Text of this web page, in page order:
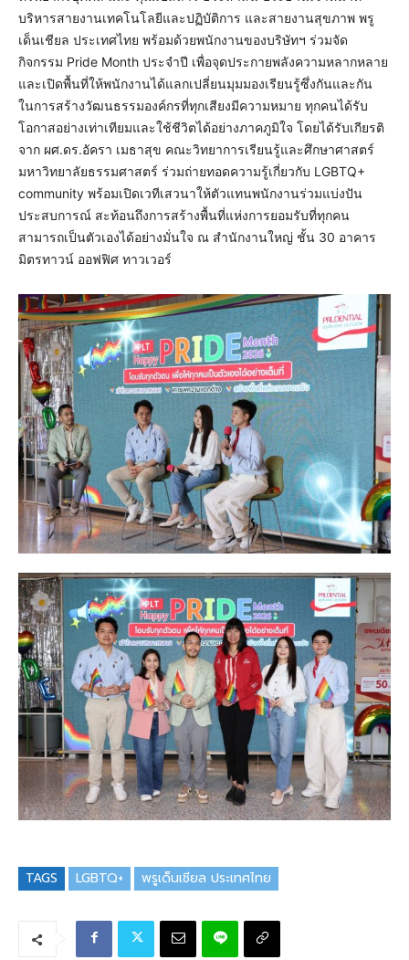
บริหารสายงานเทคโนโลยีและปฏิบัติการ และสายงานสุขภาพ พรู
เด็นเชียล ประเทศไทย พร้อมด้วยพนักงานของบริษัทฯ ร่วมจัด
กิจกรรม Pride Month ประจำปี เพื่อจุดประกายพลังความหลากหลาย
และเปิดพื้นที่ให้พนักงานได้แลกเปลี่ยนมุมมองเรียนรู้ซึ่งกันและกัน
ในการสร้างวัฒนธรรมองค์กรที่ทุกเสียงมีความหมาย ทุกคนได้รับ
โอกาสอย่างเท่าเทียมและใช้ชีวิตได้อย่างภาคภูมิใจ โดยได้รับเกียรติ
จาก ผศ.ดร.อัครา เมธาสุข คณะวิทยาการเรียนรู้และศึกษาศาสตร์
มหาวิทยาลัยธรรมศาสตร์ ร่วมถ่ายทอดความรู้เกี่ยวกับ LGBTQ+
community พร้อมเปิดเวทีเสวนาให้ตัวแทนพนักงานร่วมแบ่งปัน
ประสบการณ์ สะท้อนถึงการสร้างพื้นที่แห่งการยอมรับที่ทุกคน
สามารถเป็นตัวเองได้อย่างมั่นใจ ณ สำนักงานใหญ่ ชั้น 30 อาคาร
มิตรทาวน์ ออฟฟิศ ทาวเวอร์
TAGS LGBTQ+ พรูเด็นเชียล ประเทศไทย